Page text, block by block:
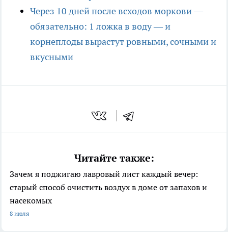
Через 10 дней после всходов моркови —
обязательно: 1 ложка в воду — и
корнеплоды вырастут ровными, сочными и
вкусными
Читайте также:
Зачем я поджигаю лавровый лист каждый вечер:
старый способ очистить воздух в доме от запахов и
насекомых
8 июля